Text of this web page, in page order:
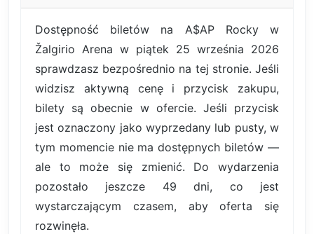
Dostępność biletów na A$AP Rocky w
Žalgirio Arena w piątek 25 września 2026
sprawdzasz bezpośrednio na tej stronie. Jeśli
widzisz aktywną cenę i przycisk zakupu,
bilety są obecnie w ofercie. Jeśli przycisk
jest oznaczony jako wyprzedany lub pusty, w
tym momencie nie ma dostępnych biletów —
ale to może się zmienić. Do wydarzenia
pozostało jeszcze 49 dni, co jest
wystarczającym czasem, aby oferta się
rozwinęła.